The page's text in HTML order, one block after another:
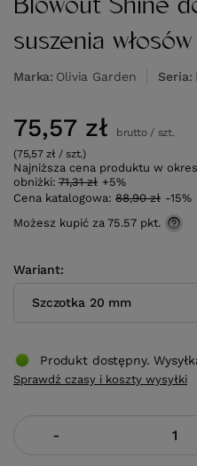
suszenia
Marka Olivia Garden Seria
Wariant
Szczotka 20 mm
75,57 zł brutto/ szt.
(75,57 zł / szt.)
Najniższa cena produktu w
obniżki: 71,31 zł +5%
Cena katalogowa: 88,90 zł -15%
Możesz kupić za 75.57 pkt.
-
Produkt dostępny.
Sprawdź czasy i koszty wysyłki